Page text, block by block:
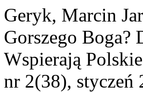
Geryk, Marcin
Gorszego Boga?
Wspierają
nr 2(38), styczeń